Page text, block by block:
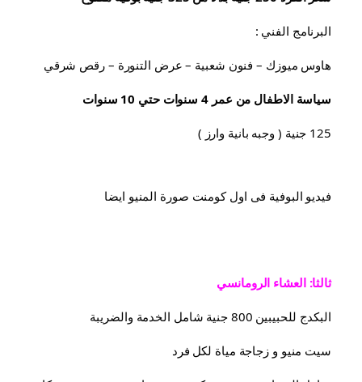
البرنامج الفني :
هاوس ميوزك – فنون شعبية – عرض التنورة – رقص شرقي
سياسة الاطفال من عمر 4 سنوات حتي 10 سنوات
125 جنية ( وجبه بانية وارز )
فيديو البوفية فى اول كومنت صورة المنيو ايضا
ثالثا: العشاء الرومانسي
البكدج للحبيبين 800 جنية شامل الخدمة والضريبة
سيت منيو و زجاجة مياة لكل فرد